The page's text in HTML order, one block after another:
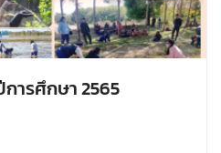
ารศึกษา 2565